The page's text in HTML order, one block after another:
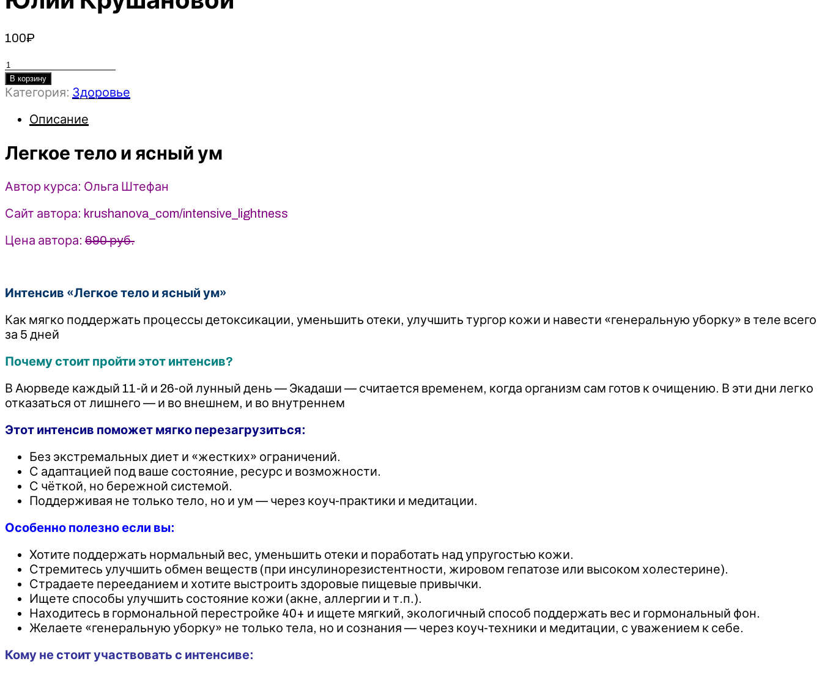
100₽
Количество
товара
Легкое
ум
Ольга
Штефан
(2025)
Учебный
центр
В корзину
Категория: Здоровье
Описание
Легкое тело и ясный ум
Автор курса: Ольга Штефан
Сайт автора: krushanova_com/intensive_lightness
Цена автора: 690 руб.
Интенсив «Легкое тело и ясный ум»
Как мягко поддержать процессы детоксикации, уменьшить отеки, улучшить тургор кожи и навести «генеральную уборку» в теле всего
за 5 дней
Почему стоит пройти этот интенсив?
В Аюрведе каждый 11-й и 26-ой лунный день — Экадаши — считается временем, когда организм сам готов к очищению. В эти дни легко
отказаться от лишнего — и во внешнем, и во внутреннем
Этот интенсив поможет мягко перезагрузиться:
Без экстремальных диет и «жестких» ограничений.
С адаптацией под ваше состояние, ресурс и возможности.
С чёткой, но бережной системой.
Поддерживая не только тело, но и ум — через коуч-практики и медитации.
Особенно полезно если вы:
Хотите поддержать нормальный вес, уменьшить отеки и поработать над упругостью кожи.
Стремитесь улучшить обмен веществ (при инсулинорезистентности, жировом гепатозе или высоком холестерине).
Страдаете перееданием и хотите выстроить здоровые пищевые привычки.
Ищете способы улучшить состояние кожи (акне, аллергии и т.п.).
Находитесь в гормональной перестройке 40+ и ищете мягкий, экологичный способ поддержать вес и гормональный фон.
Желаете «генеральную уборку» не только тела, но и сознания — через коуч-техники и медитации, с уважением к себе.
Кому не стоит участвовать с интенсиве: